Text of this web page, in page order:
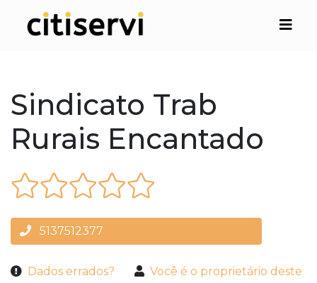
Sindicato Trab
Rurais Encantado
5137512377
Dados errados?
Você é o proprietário deste